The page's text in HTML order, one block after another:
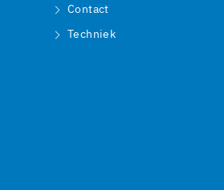
Contact
Techniek